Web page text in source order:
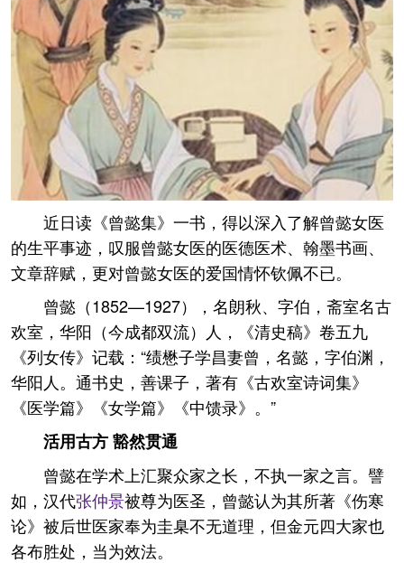
近日读《曾懿集》一书，得以深入了解曾懿女医
的生平事迹，叹服曾懿女医的医德医术、翰墨书画、
文章辞赋，更对曾懿女医的爱国情怀钦佩不已。
曾懿（1852—1927），名朗秋、字伯，斋室名古
欢室，华阳（今成都双流）人，《清史稿》卷五九
《列女传》记载：“绩懋子学昌妻曾，名懿，字伯渊，
华阳人。通书史，善课子，著有《古欢室诗词集》
《医学篇》《女学篇》《中馈录》。”
活用古方 豁然贯通
曾懿在学术上汇聚众家之长，不执一家之言。譬
如，汉代张仲景被尊为医圣，曾懿认为其所著《伤寒
论》被后世医家奉为圭臬不无道理，但金元四大家也
各布胜处，当为效法。